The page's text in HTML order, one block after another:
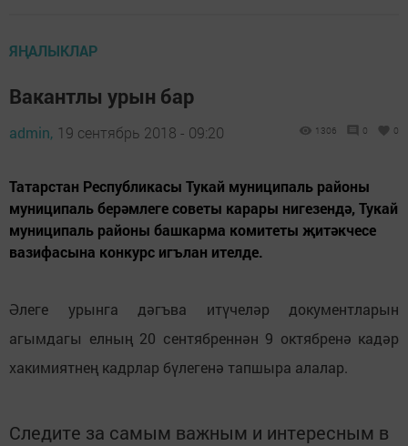
ЯҢАЛЫКЛАР
Вакантлы урын бар
admin, 19 сентябрь 2018 - 09:20 1306 0 0
Татарстан Республикасы Тукай муниципаль районы
муниципаль берәмлеге советы карары нигезендә, Тукай
муниципаль районы башкарма комитеты җитәкчесе
вазифасына конкурс игълан ителде.
Әлеге урынга дәгъва итүчеләр документларын
агымдагы елның 20 сентябреннән 9 октябренә кадәр
хакимиятнең кадрлар бүлегенә тапшыра алалар.
Следите за самым важным и интересным в